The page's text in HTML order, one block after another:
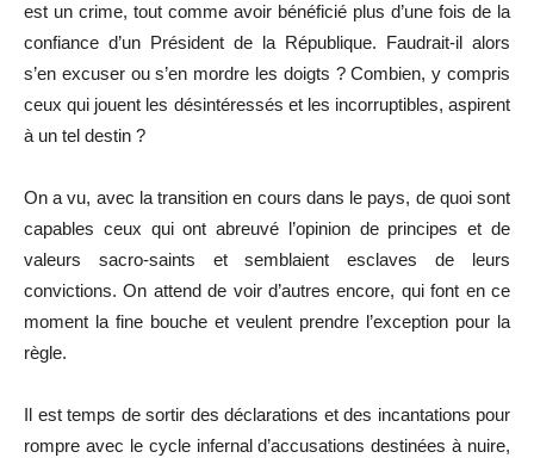
est un crime, tout comme avoir bénéficié plus d’une fois de la
confiance d’un Président de la République. Faudrait-il alors
s’en excuser ou s’en mordre les doigts ? Combien, y compris
ceux qui jouent les désintéressés et les incorruptibles, aspirent
à un tel destin ?
On a vu, avec la transition en cours dans le pays, de quoi sont
capables ceux qui ont abreuvé l’opinion de principes et de
valeurs sacro-saints et semblaient esclaves de leurs
convictions. On attend de voir d’autres encore, qui font en ce
moment la fine bouche et veulent prendre l’exception pour la
règle.
Il est temps de sortir des déclarations et des incantations pour
rompre avec le cycle infernal d’accusations destinées à nuire,